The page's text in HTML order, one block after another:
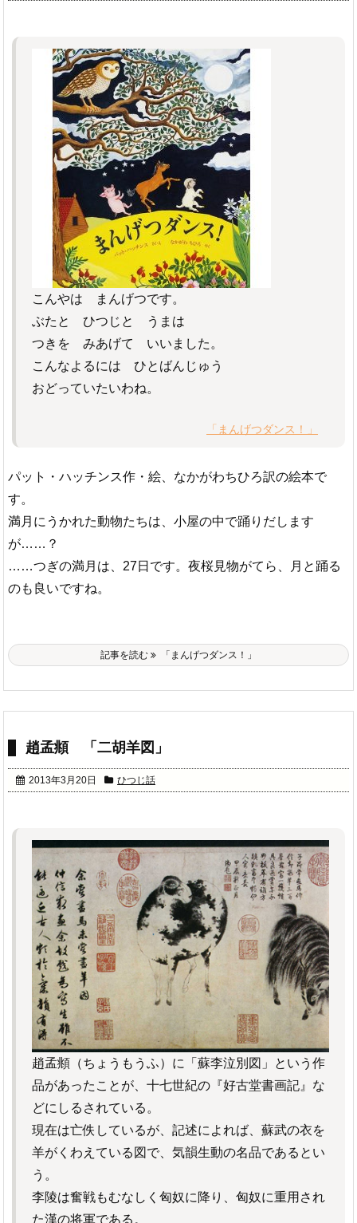
こんやは まんげつです。
ぶたと ひつじと うまは
つきを みあげて いいました。
こんなよるには ひとばんじゅう
おどっていたいわね。
「まんげつダンス！」
パット・ハッチンス作・絵、なかがわちひろ訳の絵本で
す。
満月にうかれた動物たちは、小屋の中で踊りだします
が……？
……つぎの満月は、27日です。夜桜見物がてら、月と踊る
のも良いですね。
記事を読む 「まんげつダンス！」
趙孟頫 「二胡羊図」
2013年3月20日 ひつじ話
趙孟頫（ちょうもうふ）に「蘇李泣別図」という作
品があったことが、十七世紀の『好古堂書画記』な
どにしるされている。
現在は亡佚しているが、記述によれば、蘇武の衣を
羊がくわえている図で、気韻生動の名品であるとい
う。
李陵は奮戦もむなしく匈奴に降り、匈奴に重用され
た漢の将軍である。